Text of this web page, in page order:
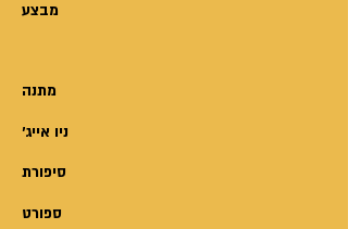
מבצע
מתנה
'ניו אייג
סיפורת
ספורט